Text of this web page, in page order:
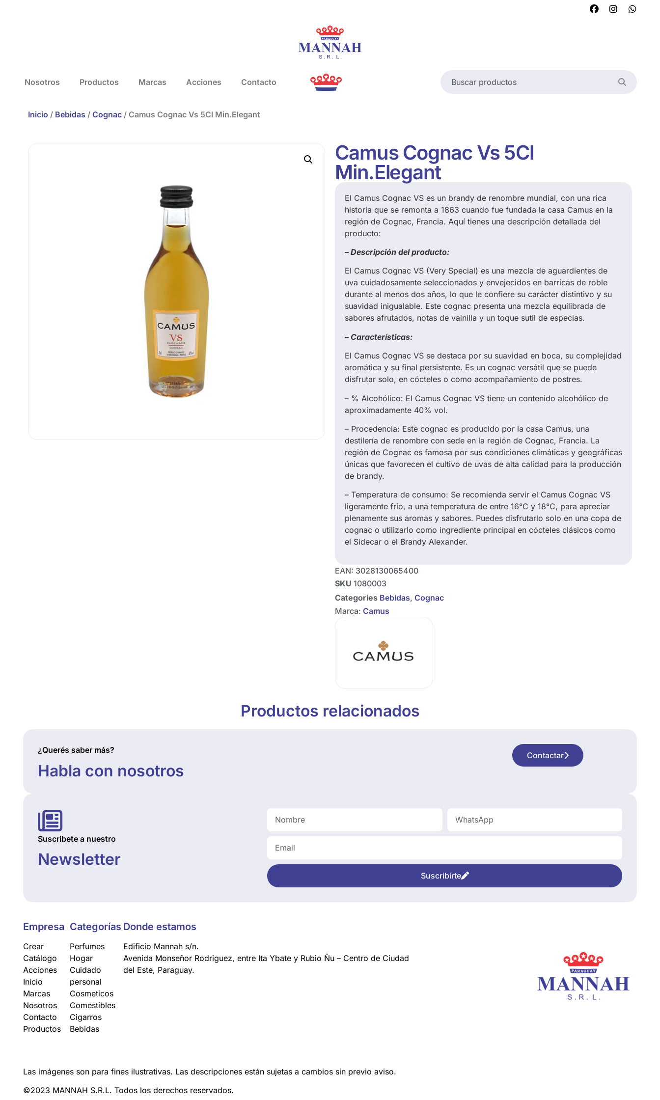
Nosotros Productos Marcas Acciones Contacto
Inicio / Bebidas / Cognac / Camus Cognac Vs 5Cl Min.Elegant
Camus Cognac Vs 5Cl
Min.Elegant
El Camus Cognac VS es un brandy de renombre mundial, con una rica
historia que se remonta a 1863 cuando fue fundada la casa Camus en la
región de Cognac, Francia. Aquí tienes una descripción detallada del
producto:
– Descripción del producto:
El Camus Cognac VS (Very Special) es una mezcla de aguardientes de
uva cuidadosamente seleccionados y envejecidos en barricas de roble
durante al menos dos años, lo que le confiere su carácter distintivo y su
suavidad inigualable. Este cognac presenta una mezcla equilibrada de
sabores afrutados, notas de vainilla y un toque sutil de especias.
– Características:
El Camus Cognac VS se destaca por su suavidad en boca, su complejidad
aromática y su final persistente. Es un cognac versátil que se puede
disfrutar solo, en cócteles o como acompañamiento de postres.
– % Alcohólico: El Camus Cognac VS tiene un contenido alcohólico de
aproximadamente 40% vol.
– Procedencia: Este cognac es producido por la casa Camus, una
destilería de renombre con sede en la región de Cognac, Francia. La
región de Cognac es famosa por sus condiciones climáticas y geográficas
únicas que favorecen el cultivo de uvas de alta calidad para la producción
de brandy.
– Temperatura de consumo: Se recomienda servir el Camus Cognac VS
ligeramente frío, a una temperatura de entre 16°C y 18°C, para apreciar
plenamente sus aromas y sabores. Puedes disfrutarlo solo en una copa de
cognac o utilizarlo como ingrediente principal en cócteles clásicos como
el Sidecar o el Brandy Alexander.
EAN: 3028130065400
SKU 1080003
Categories Bebidas, Cognac
Marca: Camus
Productos relacionados
¿Querés saber más?
Habla con nosotros
Contactar
Suscribete a nuestro
Newsletter
Suscribirte
Empresa
Crear
Catálogo
Acciones
Inicio
Marcas
Nosotros
Contacto
Productos
Categorías
Perfumes
Hogar
Cuidado
personal
Cosmeticos
Comestibles
Cigarros
Bebidas
Donde estamos
Edificio Mannah s/n.
Avenida Monseñor Rodriguez, entre Ita Ybate y Rubio Ñu – Centro de Ciudad
del Este, Paraguay.
Las imágenes son para fines ilustrativas. Las descripciones están sujetas a cambios sin previo aviso.
©2023 MANNAH S.R.L. Todos los derechos reservados.